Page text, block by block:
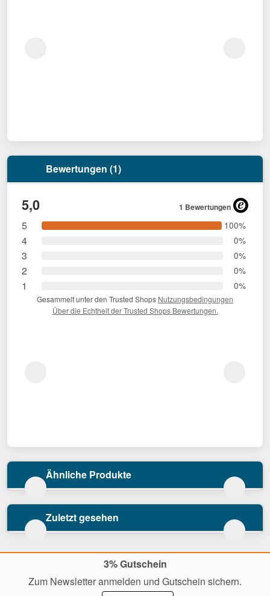
Bewertungen (1)
5,0 1 Bewertungen
5 100%
4 0%
3 0%
2 0%
1 0%
Gesammelt unter den Trusted Shops Nutzungsbedingungen
Über die Echtheit der Trusted Shops Bewertungen.
Ähnliche Produkte
Zuletzt gesehen
3% Gutschein
Zum Newsletter anmelden und Gutschein sichern.